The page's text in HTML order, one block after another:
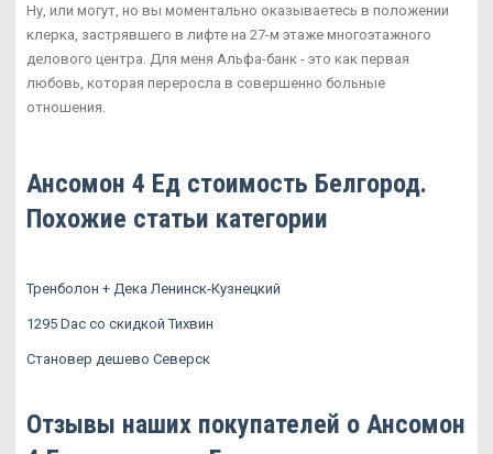
Ну, или могут, но вы моментально оказываетесь в положении
клерка, застрявшего в лифте на 27-м этаже многоэтажного
делового центра. Для меня Альфа-банк - это как первая
любовь, которая переросла в совершенно больные
отношения.
Ансомон 4 Ед стоимость Белгород.
Похожие статьи категории
Тренболон + Дека Ленинск-Кузнецкий
1295 Dac со скидкой Тихвин
Становер дешево Северск
Отзывы наших покупателей о Ансомон